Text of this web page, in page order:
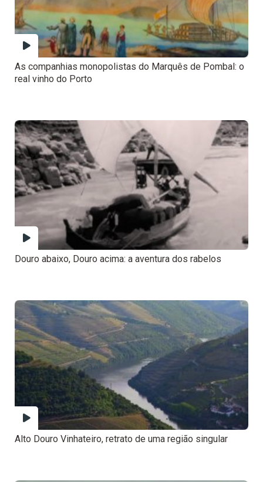
As companhias monopolistas do Marquês de Pombal: o
real vinho do Porto
Douro abaixo, Douro acima: a aventura dos rabelos
Alto Douro Vinhateiro, retrato de uma região singular